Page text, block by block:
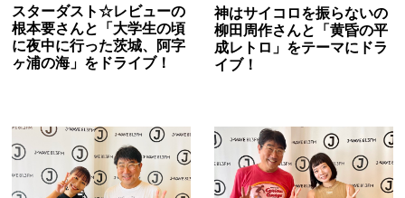
スターダスト☆レビューの
根本要さんと「大学生の頃
に夜中に行った茨城、阿字
ヶ浦の海」をドライブ！
神はサイコロを振らないの
柳田周作さんと「黄昏の平
成レトロ」をテーマにドラ
イブ！